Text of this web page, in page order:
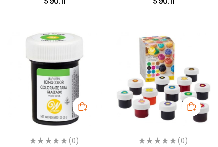
Azulado 28.3gr. (04-0-
0049)
(0) (0)